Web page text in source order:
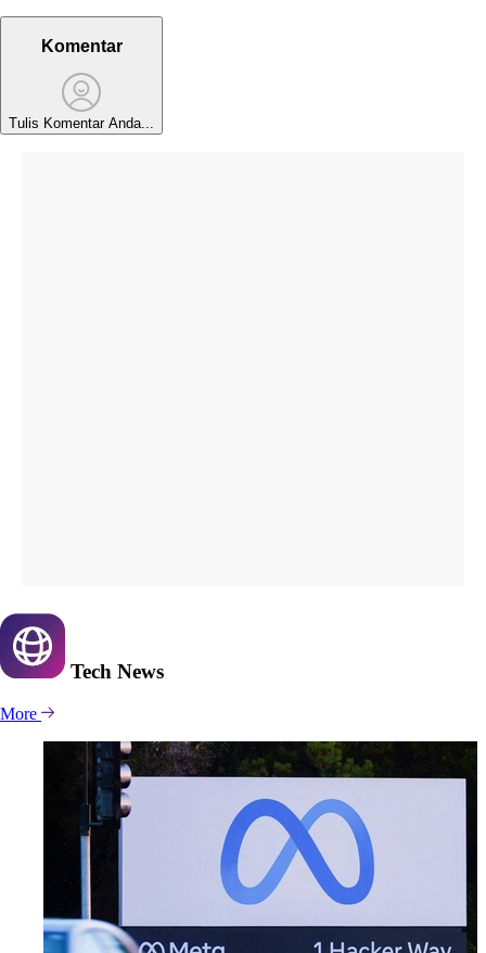
Komentar
Tulis Komentar Anda...
Tech News
More